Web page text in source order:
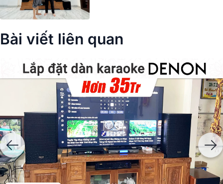
Bài viết liên quan